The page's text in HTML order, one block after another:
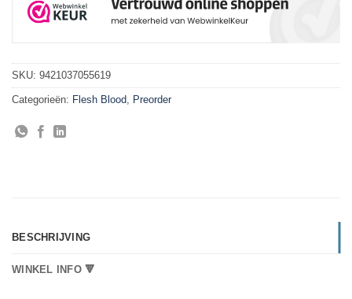
SKU: 9421037055619
Categorieën: Flesh Blood Preorder
BESCHRIJVING
WINKEL INFO 🔻